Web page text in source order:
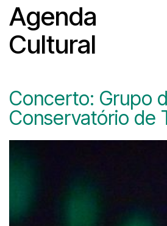
Agenda
Cultural
Concerto: Grupo
Conservatório de